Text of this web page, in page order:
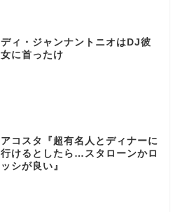
ディ・ジャンナントニオはDJ彼
女に首ったけ
アコスタ『超有名人とディナーに
行けるとしたら…スタローンかロ
ッシが良い』